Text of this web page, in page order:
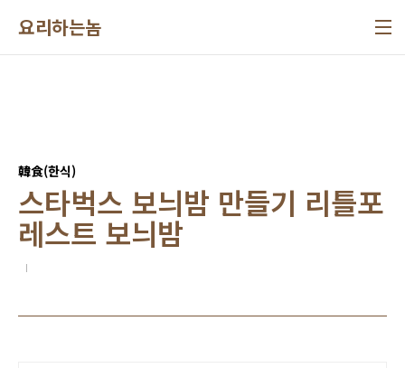
요리하는놈
韓食(한식)
스타벅스 보늬밤 만들기 리틀포
레스트 보늬밤